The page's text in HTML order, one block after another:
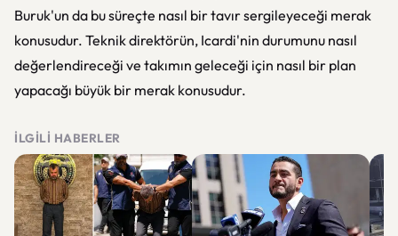
Buruk'un da bu süreçte nasıl bir tavır sergileyeceği merak
konusudur. Teknik direktörün, Icardi'nin durumunu nasıl
değerlendireceği ve takımın geleceği için nasıl bir plan
yapacağı büyük bir merak konusudur.
İLGILI HABERLER